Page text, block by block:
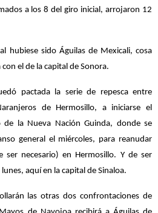
a los 8 del giro inicial, arrojaron 12
hubiese sido Águilas de Mexicali, cosa
el de la capital de Sonora.
pactada la serie de repesca entre
de Hermosillo, a iniciarse el
la Nueva Nación Guinda, donde se
general el miércoles, para reanudar
ser necesario) en Hermosillo. Y de ser
aquí en la capital de Sinaloa.
las otras dos confrontaciones de